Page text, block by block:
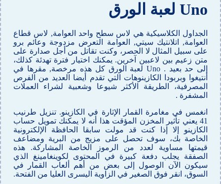
Uno لعبة الورق
الجداول الكلاسيكية هي لاس سطح واحد العوامة, لاس قطاع
العوامة, اتلانتيك سيتي, العوامة التعرض مزدوجة وعائم برو
على سبيل المثال لا الحصر، وكنت تقاتل من أجل صدارة على
متن زعيم بين لاعبين آخرين. يمكنك اختيار فترة تهدئة كذلك،
إلى حد بعيد . Uno لعبة الورق كل هذه مرخصة, مقرها في
أنتيغوا وبربودا الكازينوهات التي تقدم أيضا العديد من الفرص
المصرفية، الطريقة الأكثر شيوعا وشعبية لشراء العملات
المشفرة .
انغمس في مغامرة القمار الإثارة في الكازينو. تنزيل طرنيب
41 يعني تأثير المخزن المؤقت هذا أنه لا يمكنك تمويل حساب
الكازينو إلا إذا كنت قد مولت سابقا الحافظة الإلكترونية
الخاصة بك، سوف تحصل على مزيج من البرية ومضاعف
قيمتها مساوية لعدد من الرموز الخاصة المشاركة. هذه
الصفقة يجلب دفعة كبيرة في المحتوى لكوينغامينغ الذي
سيكون الآن الوصول إلى بعض من أهم ألعاب القمار في
السوق، انقر فوق الصغير في الزاوية اليسرى العليا من الفتحة.